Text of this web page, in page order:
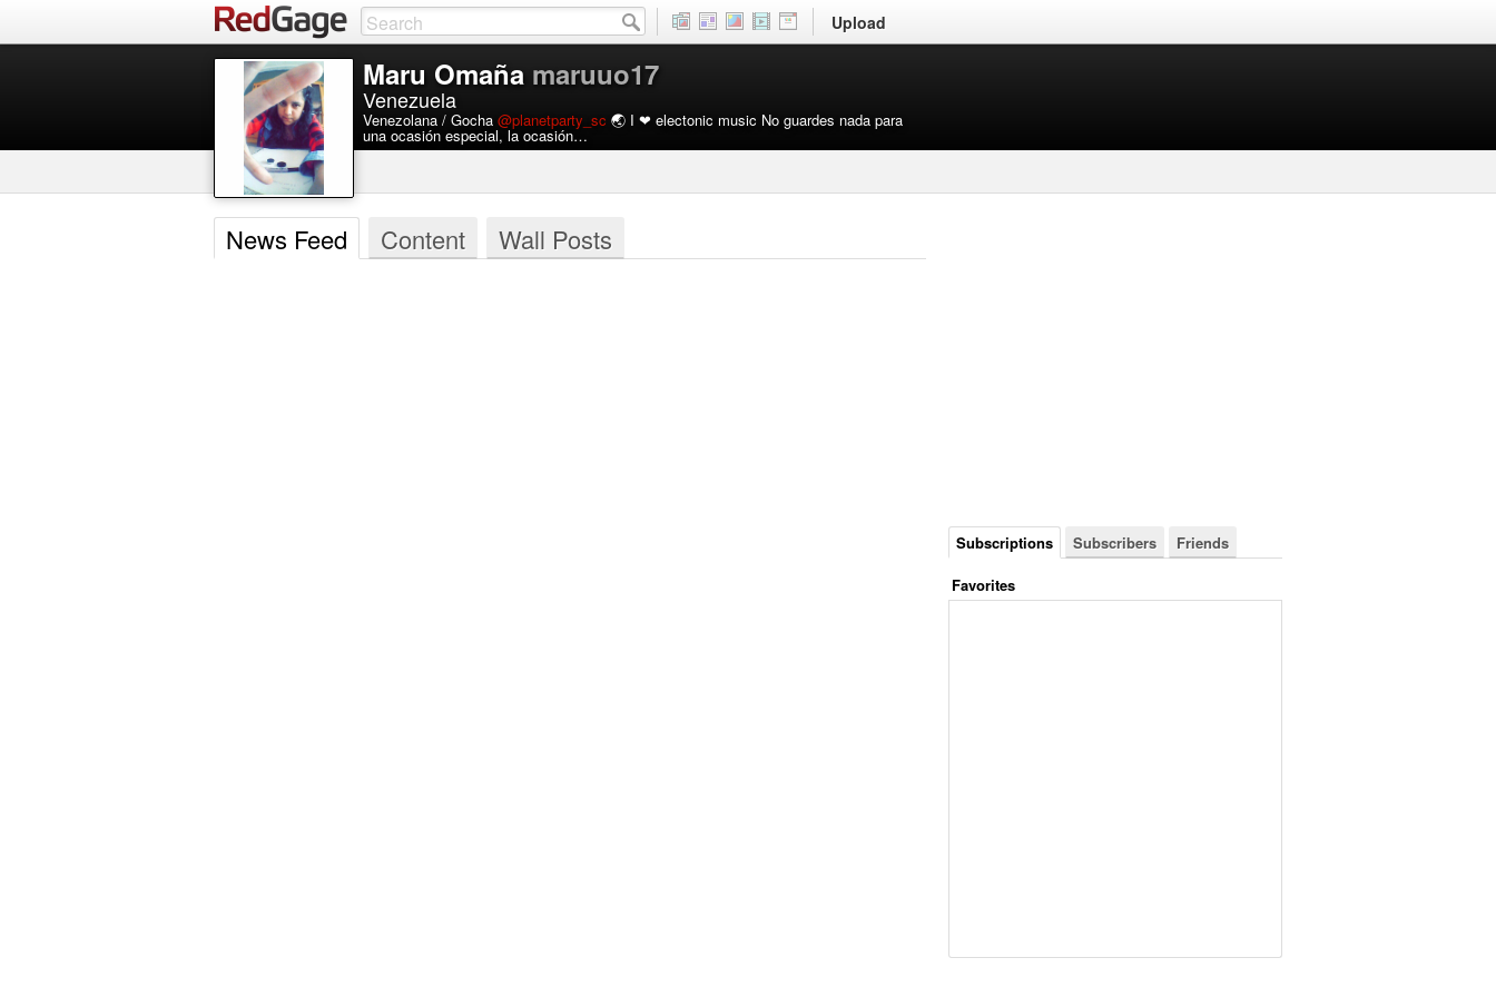
Upload
Maru Omaña maruuo17
Venezuela
Venezolana / Gocha @planetparty_sc 🌏 I ❤ electonic music No guardes nada para
una ocasión especial, la ocasión…
News Feed Content Wall Posts
Subscriptions Subscribers
Friends
Favorites